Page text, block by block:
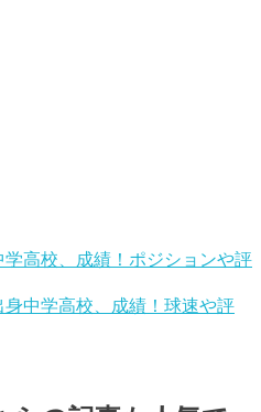
高校、成績！ポジションや評
中学高校、成績！球速や評